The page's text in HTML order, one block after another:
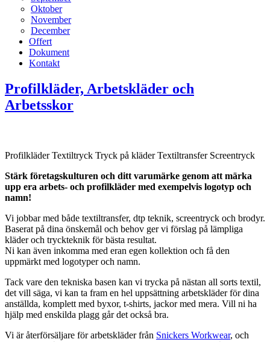
Oktober
November
December
Offert
Dokument
Kontakt
Profilkläder, Arbetskläder och
Arbetsskor
Profilkläder Textiltryck Tryck på kläder Textiltransfer Screentryck
Stärk företagskulturen och ditt varumärke genom att märka
upp era arbets- och profilkläder med exempelvis logotyp och
namn!
Vi jobbar med både textiltransfer, dtp teknik, screentryck och brodyr.
Baserat på dina önskemål och behov ger vi förslag på lämpliga
kläder och tryckteknik för bästa resultat.
Ni kan även inkomma med eran egen kollektion och få den
uppmärkt med logotyper och namn.
Tack vare den tekniska basen kan vi trycka på nästan all sorts textil,
det vill säga, vi kan ta fram en hel uppsättning arbetskläder för dina
anställda, komplett med byxor, t-shirts, jackor med mera. Vill ni ha
hjälp med enskilda plagg går det också bra.
Vi är återförsäljare för arbetskläder från Snickers Workwear, och